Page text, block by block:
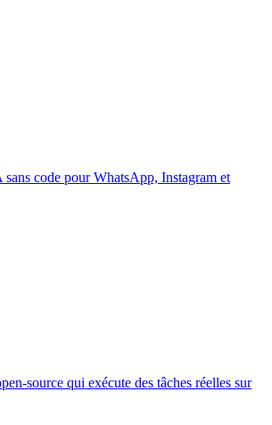
sans code pour WhatsApp, Instagram et
source qui exécute des tâches réelles sur